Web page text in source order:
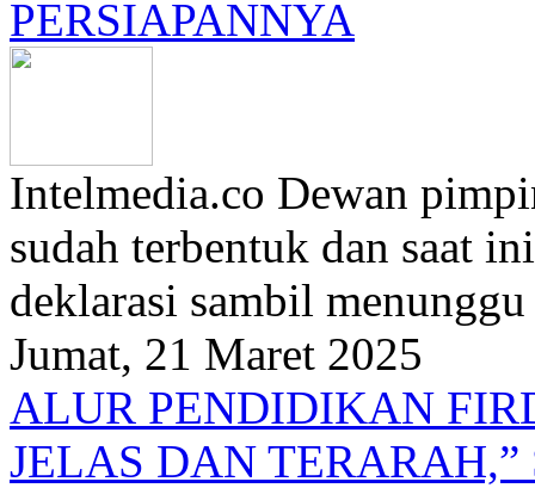
PERSIAPANNYA
Intelmedia.co Dewan
sudah terbentuk dan saat
deklarasi sambil
Jumat, 21 Maret 2025
ALUR PENDIDIKAN
JELAS DAN TERARAH,”